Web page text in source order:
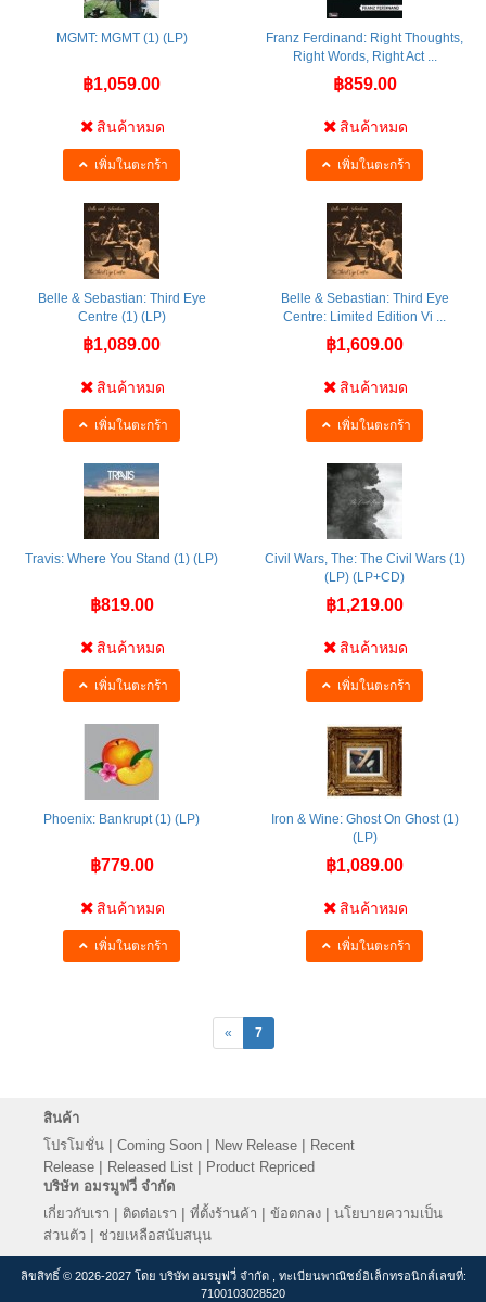
MGMT: MGMT (1) (LP)
฿1,059.00
สินค้าหมด
เพิ่มในตะกร้า
Franz Ferdinand: Right Thoughts,
Right Words, Right Act ...
฿859.00
สินค้าหมด
เพิ่มในตะกร้า
Belle & Sebastian: Third Eye
Centre (1) (LP)
฿1,089.00
สินค้าหมด
เพิ่มในตะกร้า
Belle & Sebastian: Third Eye
Centre: Limited Edition Vi ...
฿1,609.00
สินค้าหมด
เพิ่มในตะกร้า
Travis: Where You Stand (1) (LP)
฿819.00
สินค้าหมด
เพิ่มในตะกร้า
Civil Wars, The: The Civil Wars (1)
(LP) (LP+CD)
฿1,219.00
สินค้าหมด
เพิ่มในตะกร้า
Phoenix: Bankrupt (1) (LP)
฿779.00
สินค้าหมด
เพิ่มในตะกร้า
Iron & Wine: Ghost On Ghost (1)
(LP)
฿1,089.00
สินค้าหมด
เพิ่มในตะกร้า
« 7
สินค้า
โปรโมชั่น | Coming Soon | New Release | Recent
Release | Released List | Product Repriced
บริษัท อมรมูฟวี่ จำกัด
เกี่ยวกับเรา | ติดต่อเรา | ที่ตั้งร้านค้า | ข้อตกลง | นโยบายความเป็น
ส่วนตัว | ช่วยเหลือสนับสนุน
ลิขสิทธิ์ © 2026-2027 โดย บริษัท อมรมูฟวี่ จำกัด , ทะเบียนพาณิชย์อิเล็กทรอนิกส์เลขที่:
7100103028520